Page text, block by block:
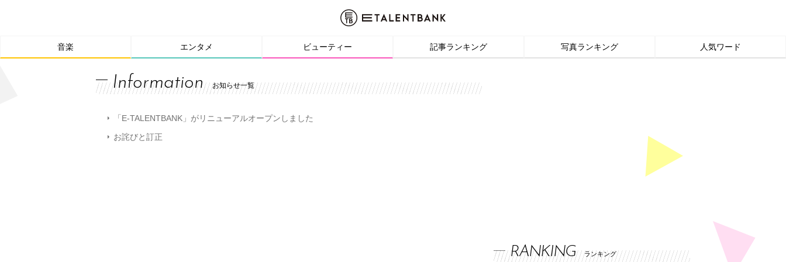
音楽 エンタメ ビューティー 記事ランキング 写真ランキング 人気ワード
Information お知らせ一覧
「E-TALENTBANK」がリニューアルオープンしました
お詫びと訂正
RANKING ランキング